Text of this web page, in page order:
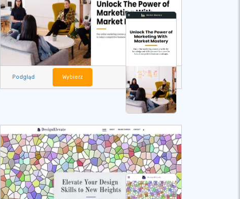
Podgląd Wybierz